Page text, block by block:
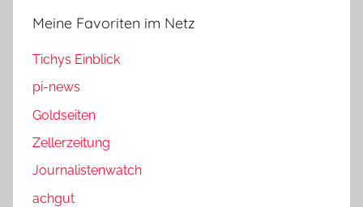
Meine Favoriten im Netz
Tichys Einblick
pi-news
Goldseiten
Zellerzeitung
Journalistenwatch
achgut